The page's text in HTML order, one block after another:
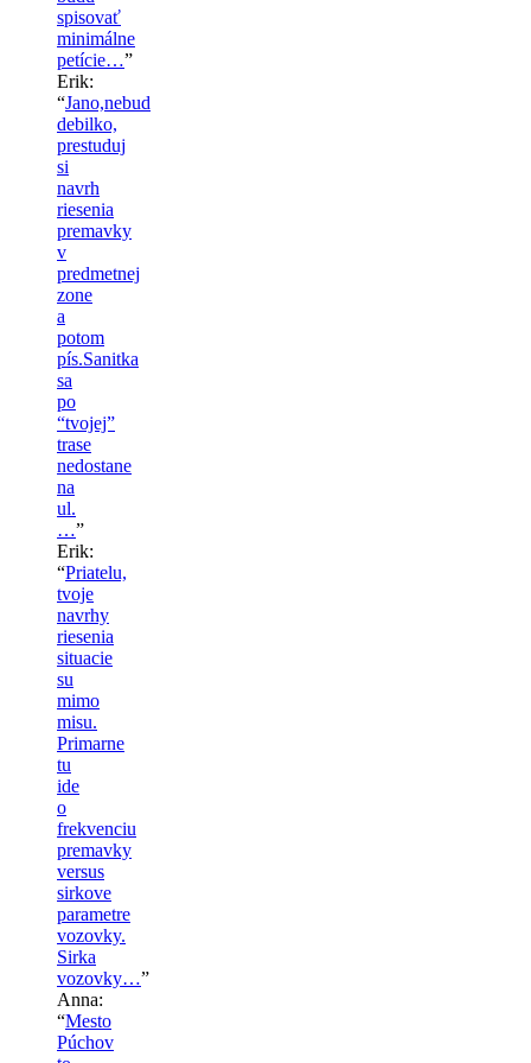
spisovať
minimálne
petície…”
Erik:
“Jano,nebud
debilko,
prestuduj
si
navrh
riesenia
premavky
v
predmetnej
zone
a
potom
pís.Sanitka
sa
po
“tvojej”
trase
nedostane
na
ul.
…”
Erik:
“Priatelu,
tvoje
navrhy
riesenia
situacie
su
mimo
misu.
Primarne
tu
ide
o
frekvenciu
premavky
versus
sirkove
parametre
vozovky.
Sirka
vozovky…”
Anna:
“Mesto
Púchov